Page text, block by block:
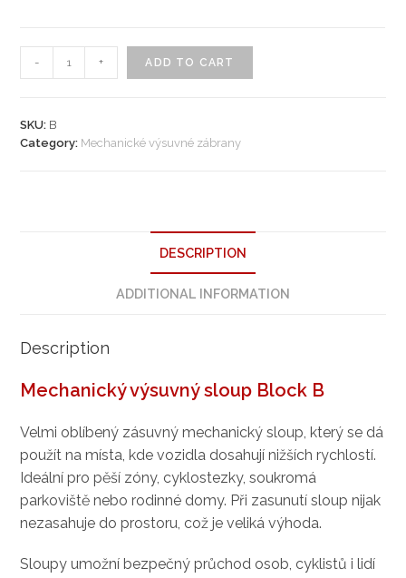
-
Mechanický
výsuvný
Block
B
+ ADD TO CART
SKU: B
Category: Mechanické výsuvné zábrany
DESCRIPTION
ADDITIONAL INFORMATION
Description
Mechanický výsuvný sloup Block B
Velmi oblíbený zásuvný mechanický sloup, který se dá
použít na místa, kde vozidla dosahují nižších rychlostí.
Ideální pro pěší zóny, cyklostezky, soukromá
parkoviště nebo rodinné domy. Při zasunutí sloup nijak
nezasahuje do prostoru, což je veliká výhoda.
Sloupy umožní bezpečný průchod osob, cyklistů i lidí